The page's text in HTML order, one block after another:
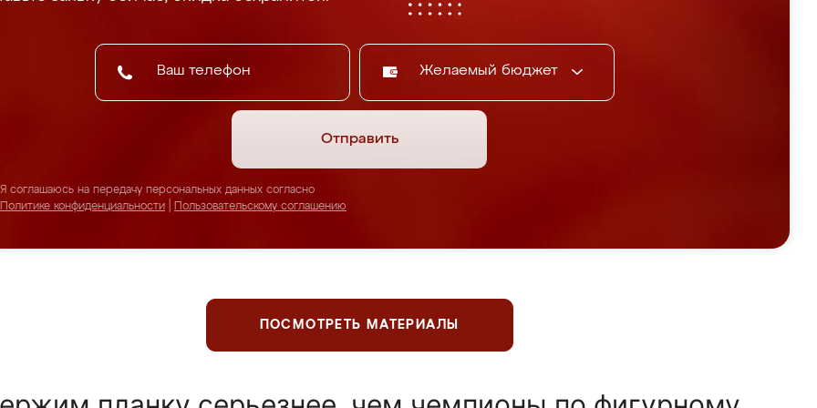
Желаемый бюджет
Отправить
Я соглашаюсь на передачу персональных данных согласно
Политике конфиденциальности
Пользовательскому соглашению
ПОСМОТРЕТЬ МАТЕРИАЛЫ